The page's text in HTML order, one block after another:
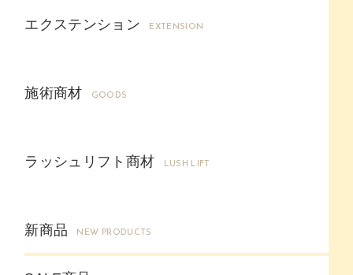
エクステンション EXTENSION
施術商材 GOODS
ラッシュリフト商材 LUSH LIFT
新商品 NEW PRODUCTS